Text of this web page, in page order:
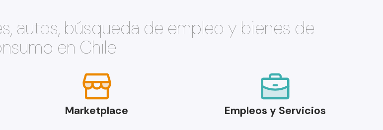
autos, búsqueda de empleo y bienes de
en Chile
Marketplace Empleos y Servicios